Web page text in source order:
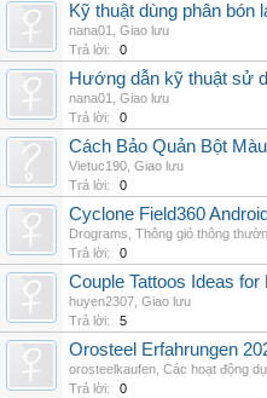
Kỹ thuật dùng phân bón
nana01
Giao lưu
Trả lời:
0
Hướng dẫn kỹ thuật sử
nana01
Giao lưu
Trả lời:
0
Cách Bảo Quản Bột
Vietuc190 Giao lưu
Trả lời:
0
Cyclone Field360 Android
Drograms Thông gió thông
Trả lời:
0
Couple Tattoos Ideas
huyen2307 Giao lưu
Trả lời:
5
Orosteel Erfahrungen
orosteelkaufen Các hoạt động
Trả lời:
0